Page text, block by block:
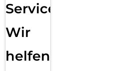
Service:
Wir
helfen